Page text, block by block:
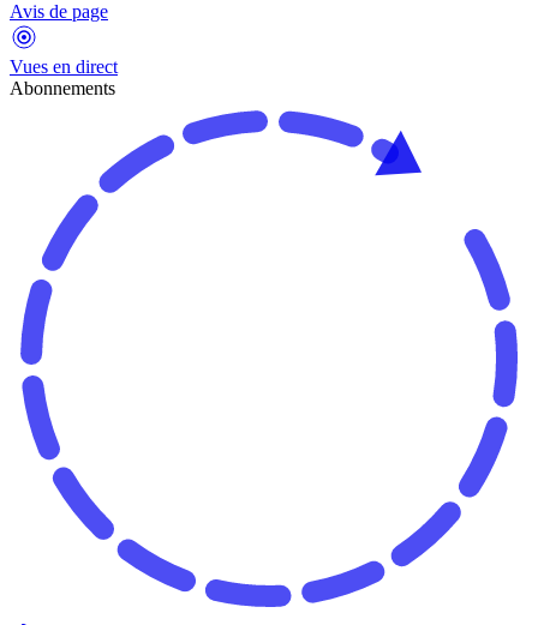
Avis de page
Vues en direct
Abonnements